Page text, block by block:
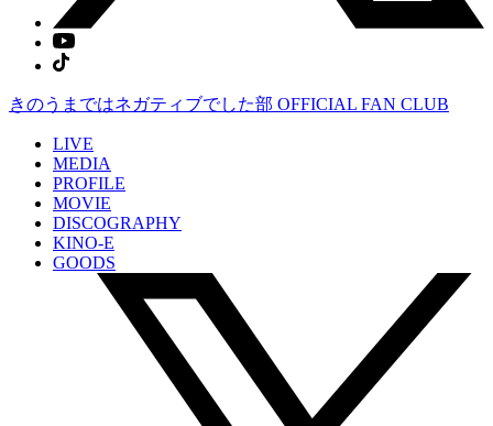
きのうまではネガティブでした部 OFFICIAL FAN CLUB
LIVE
MEDIA
PROFILE
MOVIE
DISCOGRAPHY
KINO-E
GOODS